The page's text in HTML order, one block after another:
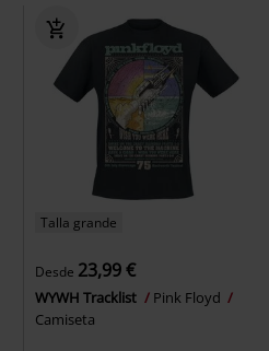
Talla grande
Desde 23,99 €
WYWH Tracklist
Pink Floyd
Camiseta